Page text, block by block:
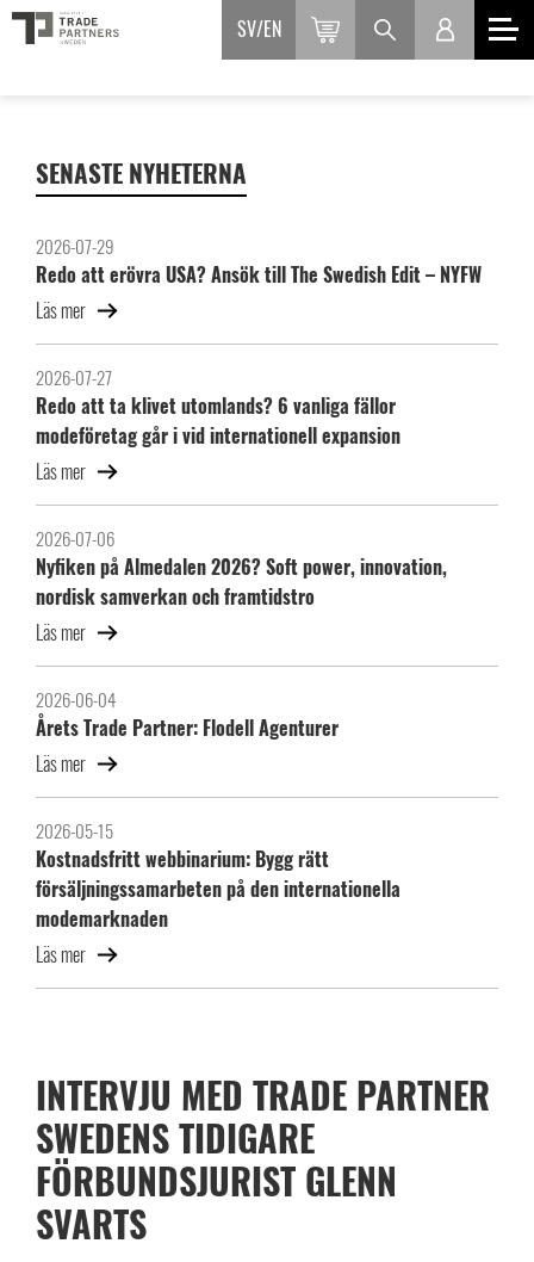
SV EN
SENASTE NYHETERNA
2026-07-29
Redo att erövra USA? Ansök till The Swedish Edit – NYFW
Läs mer
2026-07-27
Redo att ta klivet utomlands? 6 vanliga fällor
modeföretag går i vid internationell expansion
Läs mer
2026-07-06
Nyfiken på Almedalen 2026? Soft power, innovation,
nordisk samverkan och framtidstro
Läs mer
2026-06-04
Årets Trade Partner: Flodell Agenturer
Läs mer
2026-05-15
Kostnadsfritt webbinarium: Bygg rätt
försäljningssamarbeten på den internationella
modemarknaden
Läs mer
INTERVJU MED TRADE PARTNER
SWEDENS TIDIGARE
FÖRBUNDSJURIST GLENN
SVARTS